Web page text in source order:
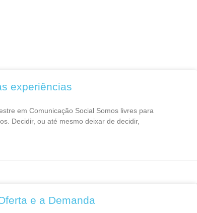
experiências
em Comunicação Social Somos livres para
Decidir, ou até mesmo deixar de decidir,
e a Demanda